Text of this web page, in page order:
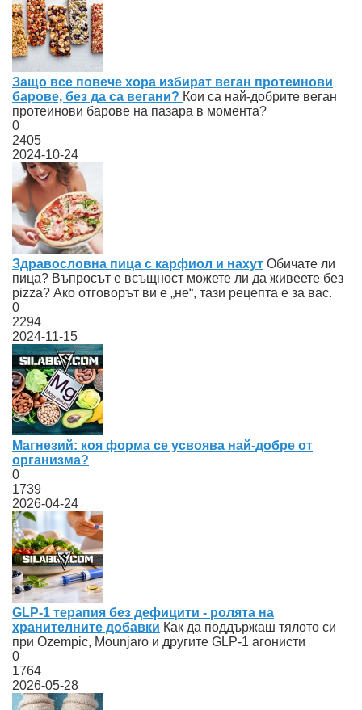
Защо все повече хора избират веган протеинови
барове, без да са вегани? Кои са най-добрите веган
протеинови барове на пазара в момента?
0
2405
2024-10-24
Здравословна пица с карфиол и нахут Обичате ли
пица? Въпросът е всъщност можете ли да живеете без
pizza? Ако отговорът ви е „не“, тази рецепта е за вас.
0
2294
2024-11-15
Магнезий: коя форма се усвоява най-добре от
организма?
0
1739
2026-04-24
GLP-1 терапия без дефицити - ролята на
хранителните добавки Как да поддържаш тялото си
при Ozempic, Mounjaro и другите GLP-1 агонисти
0
1764
2026-05-28